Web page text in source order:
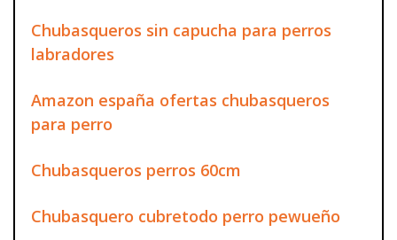
Chubasqueros sin capucha para perros
labradores
Amazon españa ofertas chubasqueros
para perro
Chubasqueros perros 60cm
Chubasquero cubretodo perro pewueño